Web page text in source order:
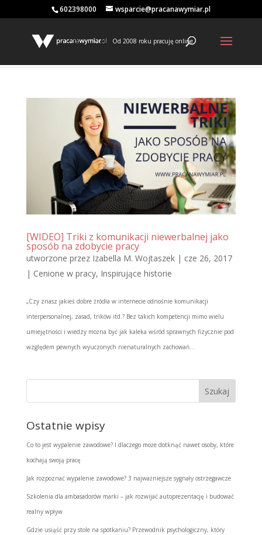
602398000 wsparcie@pracanawymiar.pl
Od 2008 roku pracuję online
[WIDEO] Triki z komunikacji niewerbalnej jako
sposób na zdobycie pracy
utworzone przez Izabella M. Wojtaszek| cze 26, 2017
| Cenione w pracy, Inspirujące historie
„Czy znasz jakieś dobre źródła w internecie odnośnie komunikacji
interpersonalnej, zasad, trików itd.? Bez takich kompetencji mimo wielu
umiejętności i wiedzy można być jak kaleka wśród sprawnych fizycznie pod
względem pewnych wyuczonych nienaturalnych zachowań...
Ostatnie wpisy
Co to jest wypalenie zawodowe? I dlaczego może dotknąć nawet osoby, które
kochają swoją pracę
Jak rozpoznać wypalenie zawodowe? 3 najważniejsze sygnały ostrzegawcze
Szkolenia dla ambasadorów marki – jak rozwijać autoprezentację i budować
realny wpływ
Gdzie usiąść przy stole na spotkaniu? Przewodnik psychologiczny, który